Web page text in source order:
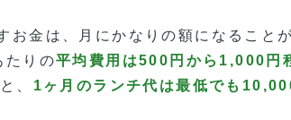
お金は、月にかなりの額になること
たりの平均費用は500円から1,000円
、 1ヶ月のランチ代は最低でも